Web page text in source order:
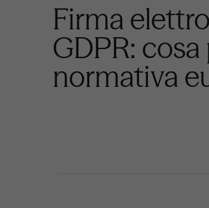
Firma
GDPR:
normativa